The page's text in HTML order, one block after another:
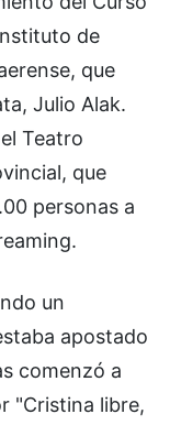
de
que
Julio Alak.
Teatro
que
personas a
un
apostado
comenzó a
"Cristina libre,